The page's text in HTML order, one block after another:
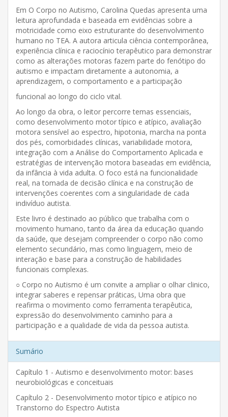
Em O Corpo no Autismo, Carolina Quedas apresenta uma
leitura aprofundada e baseada em evidências sobre a
motricidade como eixo estruturante do desenvolvimento
humano no TEA. A autora articula ciência contemporânea,
experiência clínica e raciocínio terapêutico para demonstrar
como as alterações motoras fazem parte do fenótipo do
autismo e impactam diretamente a autonomia, a
aprendizagem, o comportamento e a participação
funcional ao longo do ciclo vital.
Ao longo da obra, o leitor percorre temas essenciais,
como desenvolvimento motor típico e atípico, avaliação
motora sensível ao espectro, hipotonia, marcha na ponta
dos pés, comorbidades clínicas, variabilidade motora,
integração com a Análise do Comportamento Aplicada e
estratégias de intervenção motora baseadas em evidência,
da infância à vida adulta. O foco está na funcionalidade
real, na tomada de decisão clínica e na construção de
intervenções coerentes com a singularidade de cada
indivíduo autista.
Este livro é destinado ao público que trabalha com o
movimento humano, tanto da área da educação quando
da saúde, que desejam compreender o corpo não como
elemento secundário, mas como linguagem, meio de
interação e base para a construção de habilidades
funcionais complexas.
○ Corpo no Autismo é um convite a ampliar o olhar clinico,
integrar saberes e repensar práticas, Uma obra que
reafirma o movimento como ferramenta terapêutica,
expressão do desenvolvimento caminho para a
participação e a qualidade de vida da pessoa autista.
Sumário
Capítulo 1 - Autismo e desenvolvimento motor: bases
neurobiológicas e conceituais
Capítulo 2 - Desenvolvimento motor típico e atípico no
Transtorno do Espectro Autista